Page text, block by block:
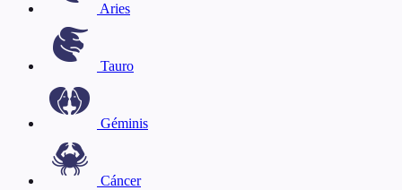
Aries
Tauro
Géminis
Cáncer